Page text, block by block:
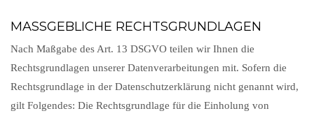
MASSGEBLICHE RECHTSGRUNDLAGEN
Nach Maßgabe des Art. 13 DSGVO teilen wir Ihnen die
Rechtsgrundlagen unserer Datenverarbeitungen mit. Sofern die
Rechtsgrundlage in der Datenschutzerklärung nicht genannt wird,
gilt Folgendes: Die Rechtsgrundlage für die Einholung von